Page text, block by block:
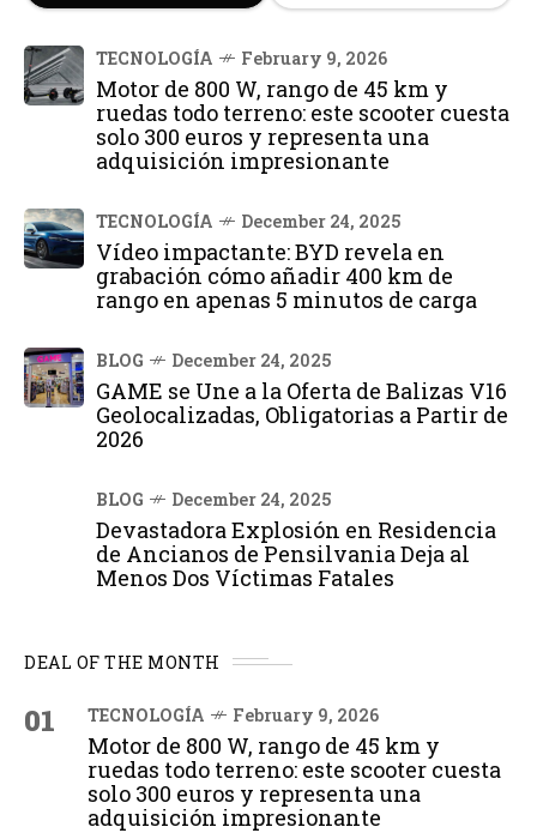
TECNOLOGÍA February 9, 2026
Motor de 800 W, rango de 45 km y
ruedas todo terreno: este scooter cuesta
solo 300 euros y representa una
adquisición impresionante
TECNOLOGÍA December 24, 2025
Vídeo impactante: BYD revela en
grabación cómo añadir 400 km de
rango en apenas 5 minutos de carga
BLOG December 24, 2025
GAME se Une a la Oferta de Balizas V16
Geolocalizadas, Obligatorias a Partir de
2026
BLOG December 24, 2025
Devastadora Explosión en Residencia
de Ancianos de Pensilvania Deja al
Menos Dos Víctimas Fatales
DEAL OF THE MONTH
01 TECNOLOGÍA February 9, 2026
Motor de 800 W, rango de 45 km y
ruedas todo terreno: este scooter cuesta
solo 300 euros y representa una
adquisición impresionante